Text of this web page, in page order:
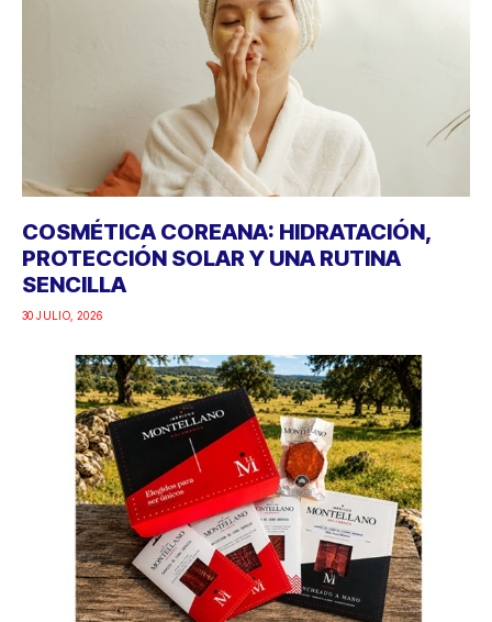
COSMÉTICA COREANA: HIDRATACIÓN,
PROTECCIÓN SOLAR Y UNA RUTINA
SENCILLA
30 JULIO, 2026